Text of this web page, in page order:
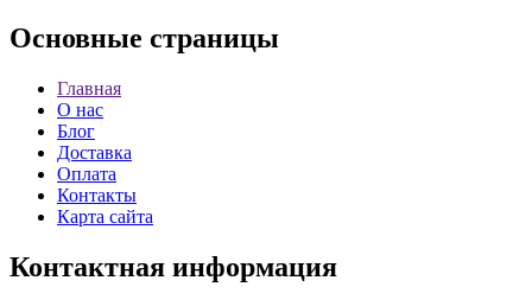
Основные страницы
Главная
О нас
Блог
Доставка
Оплата
Контакты
Карта сайта
Контактная информация